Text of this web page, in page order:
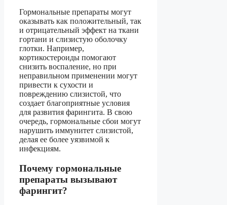
Гормональные препараты могут
оказывать как положительный, так
и отрицательный эффект на ткани
гортани и слизистую оболочку
глотки. Например,
кортикостероиды помогают
снизить воспаление, но при
неправильном применении могут
привести к сухости и
повреждению слизистой, что
создает благоприятные условия
для развития фарингита. В свою
очередь, гормональные сбои могут
нарушить иммунитет слизистой,
делая ее более уязвимой к
инфекциям.
Почему гормональные
препараты вызывают
фарингит?